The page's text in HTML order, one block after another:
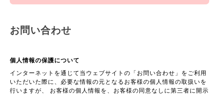
お問い合わせ
個人情報の保護について
インターネットを通じて当ウェブサイトの「お問い合わせ」をご利用
いただいた際に、必要な情報の元となるお客様の個人情報の取扱いを
行いますが、 お客様の個人情報を、お客様の同意なしに第三者に開示